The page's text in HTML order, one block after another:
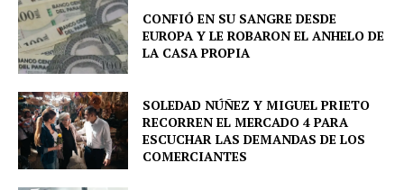
About
Contact us
Facebook X
CONFIÓ EN SU SANGRE DESDE
EUROPA Y LE ROBARON EL ANHELO DE
LA CASA PROPIA
SOLEDAD NÚÑEZ Y MIGUEL PRIETO
RECORREN EL MERCADO 4 PARA
ESCUCHAR LAS DEMANDAS DE LOS
COMERCIANTES